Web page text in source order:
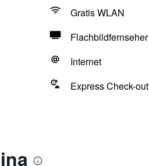
Gratis WLAN
Flachbildfernseher
Internet
Express Check-out